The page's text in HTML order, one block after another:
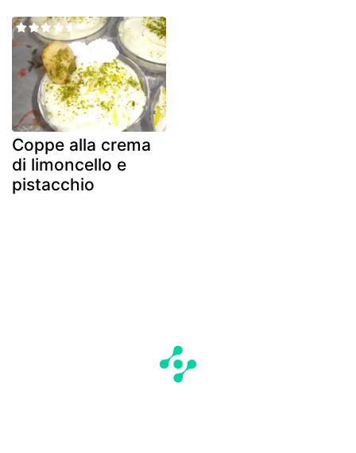
Coppe alla crema
di limoncello e
pistacchio